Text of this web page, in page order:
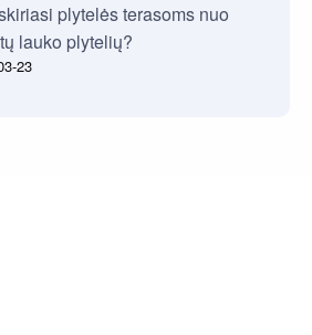
plytelės terasoms nuo
lauko plytelių?
23